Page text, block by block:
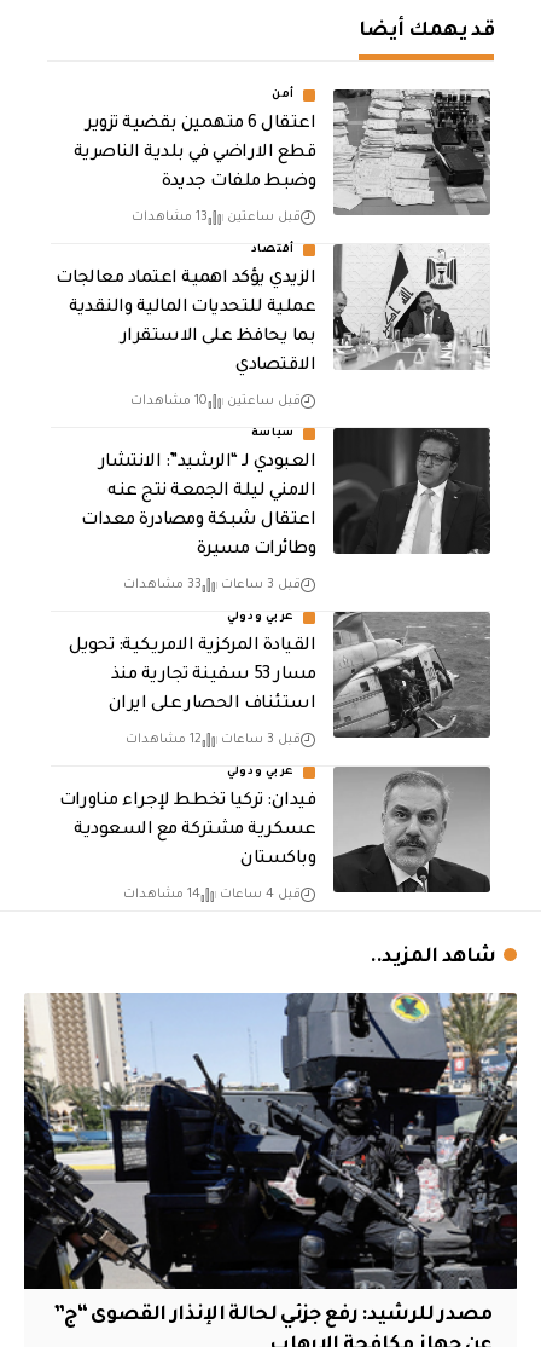
قد يهمك أيضا
أمن
اعتقال 6 متهمين بقضية تزوير
قطع الاراضي في بلدية الناصرية
وضبط ملفات جديدة
قبل ساعتين 13 مشاهدات
أقتصاد
الزيدي يؤكد اهمية اعتماد معالجات
عملية للتحديات المالية والنقدية
بما يحافظ على الاستقرار
الاقتصادي
قبل ساعتين 10 مشاهدات
سياسة
العبودي لـ “الرشيد”: الانتشار
الامني ليلة الجمعة نتج عنه
اعتقال شبكة ومصادرة معدات
وطائرات مسيرة
قبل 3 ساعات 33 مشاهدات
عربي ودولي
القيادة المركزية الامريكية: تحويل
مسار 53 سفينة تجارية منذ
استئناف الحصار على ايران
قبل 3 ساعات 12 مشاهدات
عربي ودولي
فيدان: تركيا تخطط لإجراء مناورات
عسكرية مشتركة مع السعودية
وباكستان
قبل 4 ساعات 14 مشاهدات
شاهد المزيد..
مصدر للرشيد: رفع جزئي لحالة الإنذار القصوى “ج”